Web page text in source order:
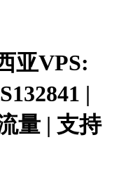
亚VPS:
|
量 | 支持